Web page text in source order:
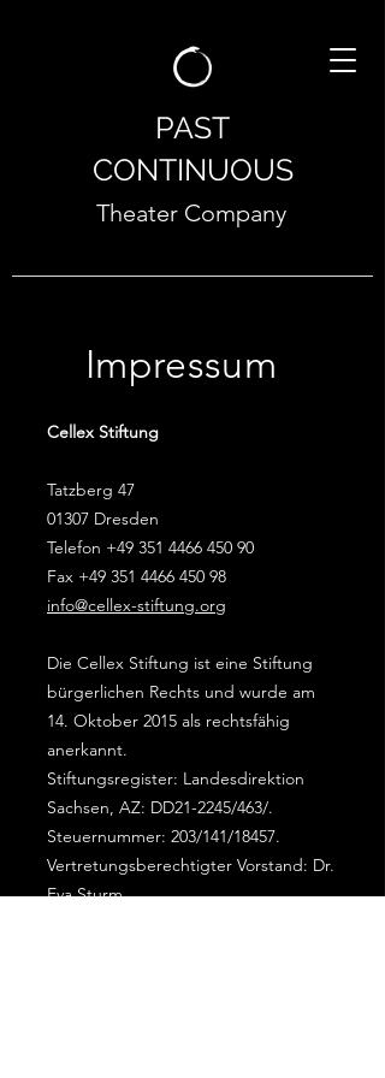
PAST
CONTINUOUS
Theater Company
Impressum
Cellex Stiftung
Tatzberg 47
01307 Dresden
Telefon +49 351 4466 450 90
Fax +49 351 4466 450 98
info@cellex-stiftung.org
Die Cellex Stiftung ist eine Stiftung
bürgerlichen Rechts und wurde am
14. Oktober 2015 als rechtsfähig
anerkannt.
Stiftungsregister: Landesdirektion
Sachsen, AZ: DD21-2245/463/.
Steuernummer: 203/141/18457.
Vertretungsberechtigter Vorstand: Dr.
Eva Sturm